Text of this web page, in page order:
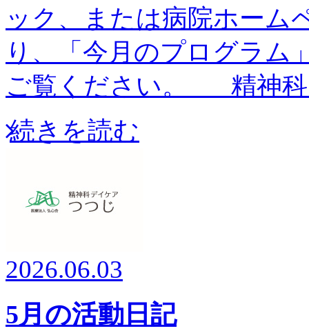
ック、または病院ホーム
り、「今月のプログラム
ご覧ください。 精神科
続きを読む
2026.06.03
5月の活動日記